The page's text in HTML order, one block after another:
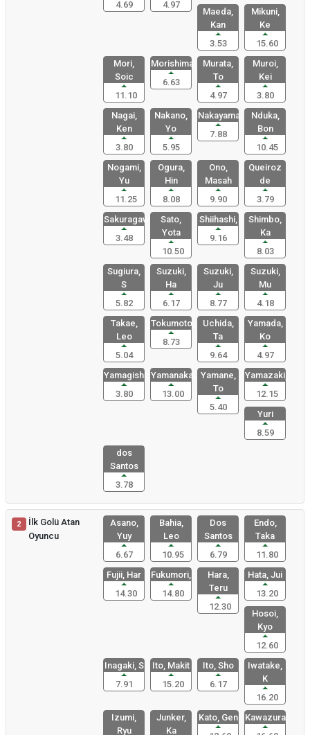
4.69
4.97
Maeda,
Kan
3.53
Mikuni,
Ke
15.60
Mori,
Soic
11.10
Morishima,
6.63
Murata,
To
4.97
Muroi,
Kei
3.80
Nagai,
Ken
3.80
Nakano,
Yo
5.95
Nakayama,
7.88
Nduka,
Bon
10.45
Nogami,
Yu
11.25
Ogura,
Hin
8.08
Ono,
Masah
9.90
Queiroz
de
3.79
Sakuragawa
3.48
Sato,
Yota
10.50
Shiihashi,
9.16
Shimbo,
Ka
8.03
Sugiura,
S
5.82
Suzuki,
Ha
6.17
Suzuki,
Ju
8.77
Suzuki,
Mu
4.18
Takae,
Leo
5.04
Tokumoto,
8.73
Uchida,
Ta
9.64
Yamada,
Ko
4.97
Yamagishi,
3.80
Yamanaka,
13.00
Yamane,
To
5.40
Yamazaki,
12.15
Yuri
8.59
dos
Santos
3.78
2
İlk Golü Atan
Oyuncu
Asano,
Yuy
6.67
Bahia,
Leo
10.95
Dos
Santos
6.79
Endo,
Taka
11.80
Fujii, Har
14.30
Fukumori,
14.80
Hara,
Teru
12.30
Hata, Jui
13.20
Hosoi,
Kyo
12.60
Inagaki, S
7.91
Ito, Makit
15.20
Ito, Sho
6.17
Iwatake,
K
16.20
Izumi,
Ryu
Junker,
Ka
Kato, Gen
Kawazura,